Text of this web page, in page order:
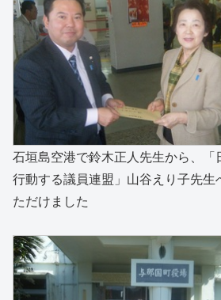
石垣島空港で鈴木正人先生から、「
行動する議員連盟」山谷えり子先生
ただけました